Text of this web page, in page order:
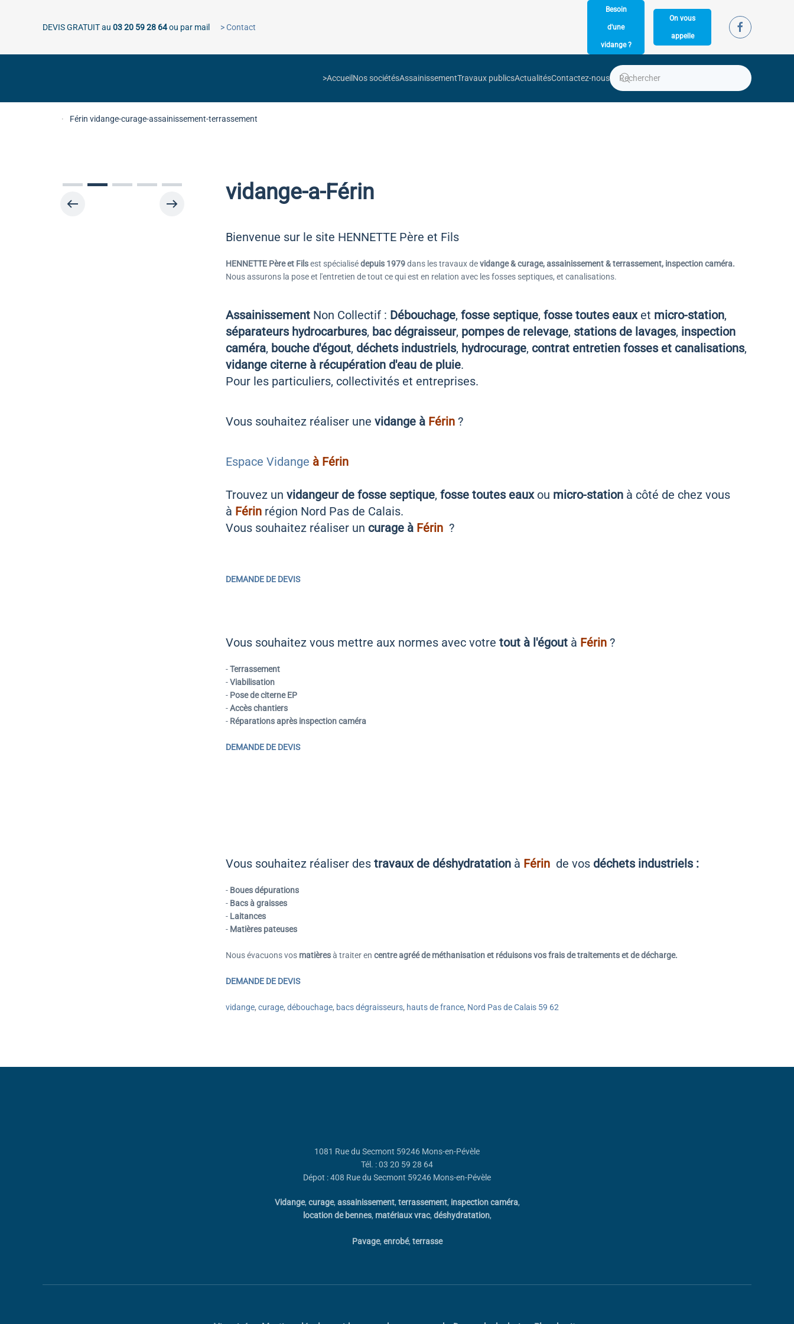
Accéder au contenu principal
DEVIS GRATUIT au 03 20 59 28 64ou par mail > Contact
Besoin
d'une
vidange ?
On vous
appelle
>Accueil Nos sociétésAssainissementTravaux publicsActualitésContactez-nous
Férin vidange-curage-assainissement-terrassement
vidange-a-Férin
Bienvenue sur le site HENNETTE Père et Fils
HENNETTE Père et Filsest spécialisédepuis 1979dans les travaux devidange & curage, assainissement & terrassement, inspection caméra.
Nous assurons la pose et l'entretien de tout ce qui est en relation avec les fosses septiques, et canalisations.
Assainissement Non Collectif : Débouchage, fosse septique, fosse toutes eauxet micro-station,
séparateurs hydrocarbures, bac dégraisseur, pompes de relevage, stations de lavages, inspection
caméra, bouche d'égout, déchets industriels, hydrocurage, contrat entretien fosses et canalisations,
vidange citerne à récupération d'eau de pluie.
Pour les particuliers, collectivités et entreprises.
Vous souhaitez réaliser une vidange à Férin ?
Espace Vidange à Férin
Trouvez un vidangeur de fosse septique, fosse toutes eauxou micro-station à côté de chez vous
à Férin région Nord Pas de Calais.
Vous souhaitez réaliser un curage à Férin ?
DEMANDE DE DEVIS
Vous souhaitez vous mettre aux normes avec votre tout à l'égout à Férin ?
-Terrassement
-Viabilisation
- Pose de citerne EP
-Accès chantiers
- Réparations après inspection caméra
DEMANDE DE DEVIS
Vous souhaitez réaliser des travaux de déshydratation à Férin de vos déchets industriels :
- Boues dépurations
- Bacs à graisses
- Laitances
- Matières pateuses
Nous évacuons vos matièresà traiter en centre agréé de méthanisation et réduisons vos frais de traitements et de décharge.
DEMANDE DE DEVIS
vidange, curage, débouchage, bacs dégraisseurs, hauts de france, Nord Pas de Calais 59 62
1081 Rue du Secmont 59246 Mons-en-Pévèle
Tél. : 03 20 59 28 64
Dépot : 408 Rue du Secmont 59246 Mons-en-Pévèle
Vidange, curage, assainissement, terrassement, inspection caméra,
location de bennes, matériaux vrac, déshydratation,
Pavage, enrobé, terrasse